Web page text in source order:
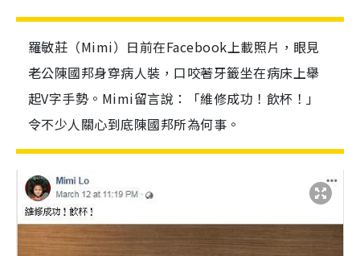
羅敏莊（Mimi）日前在Facebook上載照片，眼見
老公陳國邦身穿病人裝，口咬著牙籤坐在病床上舉
起V字手勢。Mimi留言說：「維修成功！飲杯！」
令不少人關心到底陳國邦所為何事。